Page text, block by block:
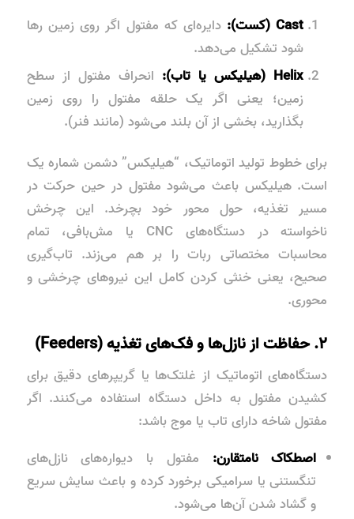
Cast (کست):
دایره‌ای که مفتول اگر روی زمین رها
شود تشکیل می‌دهد.
Helix (هیلیکس یا تاب):
انحراف مفتول از سطح
زمین؛ یعنی اگر یک حلقه مفتول را روی زمین
بگذارید، بخشی از آن بلند می‌شود (مانند فنر).
برای خطوط تولید اتوماتیک، “هیلیکس” دشمن شماره یک
است. هیلیکس باعث می‌شود مفتول در حین حرکت در
مسیر تغذیه، حول محور خود بچرخد. این چرخش
ناخواسته در دستگاه‌های CNC یا مش‌بافی، تمام
محاسبات مختصاتی ربات را بر هم می‌زند. تاب‌گیری
صحیح، یعنی خنثی کردن کامل این نیروهای چرخشی و
محوری.
۲. حفاظت از نازل‌ها و فک‌های تغذیه (Feeders)
دستگاه‌های اتوماتیک از غلتک‌ها یا گریپرهای دقیق برای
کشیدن مفتول به داخل دستگاه استفاده می‌کنند. اگر
مفتول شاخه دارای تاب یا موج باشد:
اصطکاک نامتقارن: مفتول با دیواره‌های نازل‌های
تنگستنی یا سرامیکی برخورد کرده و باعث سایش سریع
و گشاد شدن آن‌ها می‌شود.